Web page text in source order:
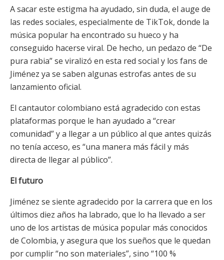
A sacar este estigma ha ayudado, sin duda, el auge de
las redes sociales, especialmente de TikTok, donde la
música popular ha encontrado su hueco y ha
conseguido hacerse viral. De hecho, un pedazo de “De
pura rabia” se viralizó en esta red social y los fans de
Jiménez ya se saben algunas estrofas antes de su
lanzamiento oficial.
El cantautor colombiano está agradecido con estas
plataformas porque le han ayudado a “crear
comunidad” y a llegar a un público al que antes quizás
no tenía acceso, es “una manera más fácil y más
directa de llegar al público”.
El futuro
Jiménez se siente agradecido por la carrera que en los
últimos diez años ha labrado, que lo ha llevado a ser
uno de los artistas de música popular más conocidos
de Colombia, y asegura que los sueños que le quedan
por cumplir “no son materiales”, sino “100 %